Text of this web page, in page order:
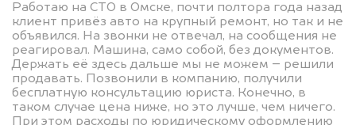
Работаю на СТО в Омске, почти полтора года назад
клиент привёз авто на крупный ремонт, но так и не
объявился. На звонки не отвечал, на сообщения не
реагировал. Машина, само собой, без документов.
Держать её здесь дальше мы не можем – решили
продавать. Позвонили в компанию, получили
бесплатную консультацию юриста. Конечно, в
таком случае цена ниже, но это лучше, чем ничего.
При этом расходы по юридическому оформлению